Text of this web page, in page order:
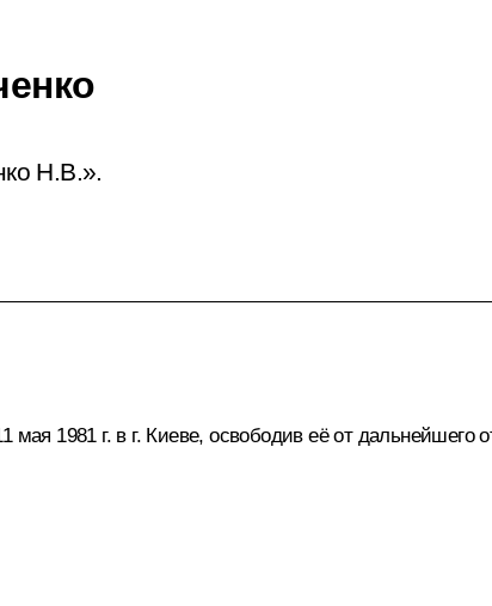
Н.В.».
1981 г. в г. Киеве, освободив её от дальнейшего